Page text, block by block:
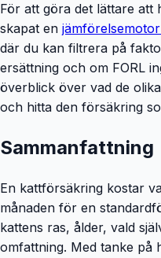
För att göra det lättare
skapat en
där du kan filtrera på
ersättning och om FORL
överblick över vad de
och hitta den försäkring
Sammanfattning
En kattförsäkring kostar
månaden för en
kattens ras, ålder, vald
omfattning. Med tanke på